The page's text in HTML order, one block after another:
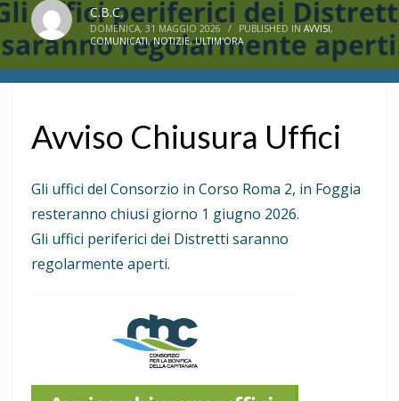
C.B.C.
DOMENICA, 31 MAGGIO 2026 / PUBLISHED IN AVVISI,
COMUNICATI,NOTIZIE,ULTIM'ORA
Avviso Chiusura Uffici
Gli uffici del Consorzio in Corso Roma 2, in Foggia
resteranno chiusi giorno 1 giugno 2026.
Gli uffici periferici dei Distretti saranno
regolarmente aperti.